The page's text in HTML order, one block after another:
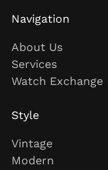
Navigation
About Us
Services
Watch Exchange
Style
Vintage
Modern